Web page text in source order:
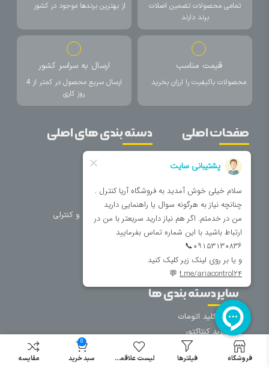
تمامی محصولات تضمین اصلات
برند دارند
از بهترین برندها موجود در کشور
قیمت مناسب
محصولات باکیفیت را ارزان بخرید
ارسال به سراسر کشور
ارسال سریع محصول در کمتر از 4
روز کاری
صفحات اصلی
خانه
درباره ما
تماس با ما
فروشگاه
دسته بندی های اصلی
تجهیزات تابلویی
تجهیزات حفاظتی و کنترلی
روشنایی
سایر دسته بندی ها
خرید کلید اتومات
خرید کنتاکتور
خرید فیوز
مینیاتوری
فروشگاه فیلترها لیست علاقمندی
0
سبد خرید مقایسه